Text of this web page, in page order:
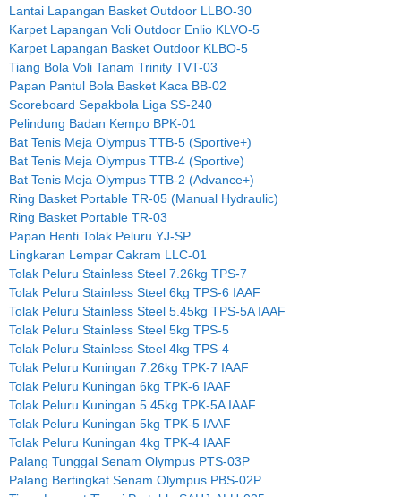
Lantai Lapangan Basket Outdoor LLBO-30
Karpet Lapangan Voli Outdoor Enlio KLVO-5
Karpet Lapangan Basket Outdoor KLBO-5
Tiang Bola Voli Tanam Trinity TVT-03
Papan Pantul Bola Basket Kaca BB-02
Scoreboard Sepakbola Liga SS-240
Pelindung Badan Kempo BPK-01
Bat Tenis Meja Olympus TTB-5 (Sportive+)
Bat Tenis Meja Olympus TTB-4 (Sportive)
Bat Tenis Meja Olympus TTB-2 (Advance+)
Ring Basket Portable TR-05 (Manual Hydraulic)
Ring Basket Portable TR-03
Papan Henti Tolak Peluru YJ-SP
Lingkaran Lempar Cakram LLC-01
Tolak Peluru Stainless Steel 7.26kg TPS-7
Tolak Peluru Stainless Steel 6kg TPS-6 IAAF
Tolak Peluru Stainless Steel 5.45kg TPS-5A IAAF
Tolak Peluru Stainless Steel 5kg TPS-5
Tolak Peluru Stainless Steel 4kg TPS-4
Tolak Peluru Kuningan 7.26kg TPK-7 IAAF
Tolak Peluru Kuningan 6kg TPK-6 IAAF
Tolak Peluru Kuningan 5.45kg TPK-5A IAAF
Tolak Peluru Kuningan 5kg TPK-5 IAAF
Tolak Peluru Kuningan 4kg TPK-4 IAAF
Palang Tunggal Senam Olympus PTS-03P
Palang Bertingkat Senam Olympus PBS-02P